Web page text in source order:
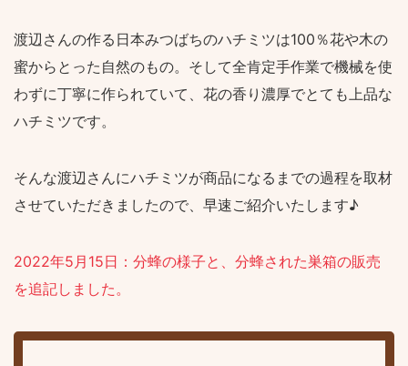
渡辺さんの作る日本みつばちのハチミツは100％花や木の
蜜からとった自然のもの。そして全肯定手作業で機械を使
わずに丁寧に作られていて、花の香り濃厚でとても上品な
ハチミツです。
そんな渡辺さんにハチミツが商品になるまでの過程を取材
させていただきましたので、早速ご紹介いたします♪
2022年5月15日：分蜂の様子と、分蜂された巣箱の販売
を追記しました。